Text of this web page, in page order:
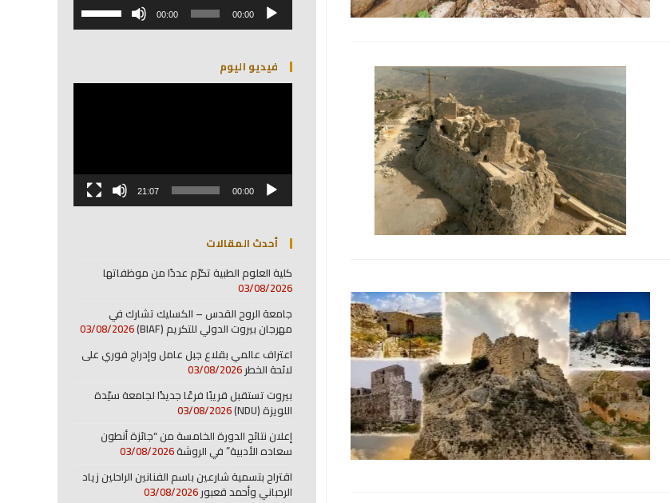
مشغل
الصوت 00:00
00:00
مفاتيح
لزيادة
فيديو اليوم
مشغل
00:00
21:07
أحدث المقالات
كلية العلوم الطبية تكرّم عددًا من موظفاتها
03/08/2026
جامعة الروح القدس – الكسليك تشارك في
مهرجان بيروت الدولي للتكريم (BIAF)
03/08/2026
اعتراف عالمي بقلاع جبل عامل وإدراج فوري على
لائحة الخطر03/08/2026
بيروت تستقبل قريبًا فرعًا جديدًا لجامعة سيّدة
اللويزة (NDU)
03/08/2026
إعلان نتائج الدورة الخامسة من “جائزة أنطون
سعاده الأدبية” في الروشة03/08/2026
اقتراح بتسمية شارعين باسم الفنانين الراحلين زياد
الرحباني وأحمد قعبور03/08/2026